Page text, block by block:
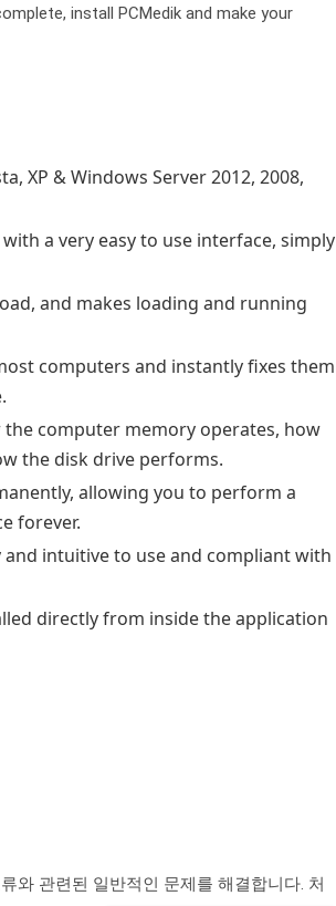
install PCMedik and make your
XP & Windows Server 2012, 2008,
a very easy to use interface, simply
and makes loading and running
computers and instantly fixes them
computer memory operates, how
the disk drive performs.
allowing you to perform a
forever.
intuitive to use and compliant with
directly from inside the application
와 관련된 일반적인 문제를 해결합니다. 처